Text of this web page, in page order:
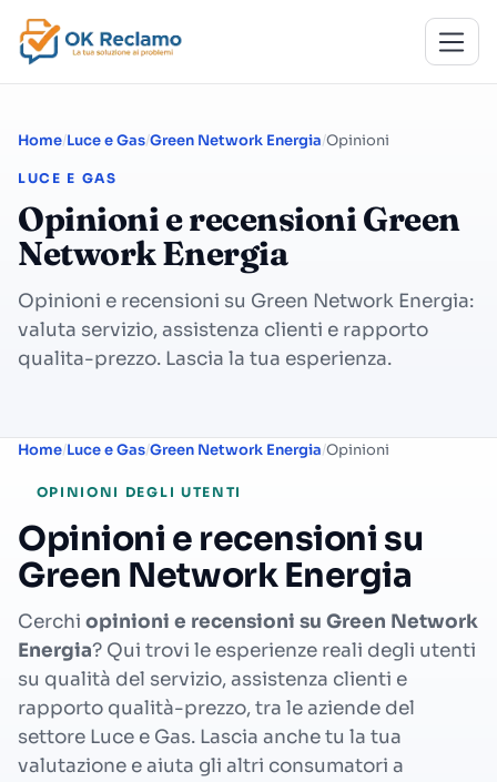
Home Luce e Gas Green Network Energia Opinioni
LUCE E GAS
Opinioni e recensioni Green
Network Energia
Opinioni e recensioni su Green Network Energia:
valuta servizio, assistenza clienti e rapporto
qualita-prezzo. Lascia la tua esperienza.
Home Luce e Gas Green Network Energia Opinioni
OPINIONI DEGLI UTENTI
Opinioni e recensioni su
Green Network Energia
Cerchi opinioni e recensioni su Green Network
Energia? Qui trovi le esperienze reali degli utenti
su qualità del servizio, assistenza clienti e
rapporto qualità-prezzo, tra le aziende del
settore Luce e Gas. Lascia anche tu la tua
valutazione e aiuta gli altri consumatori a